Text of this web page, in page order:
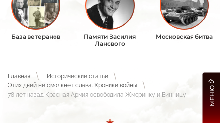
База ветеранов
Памяти Василия
Ланового
Московская битва
Главная
Исторические статьи
Этих дней не смолкнет слава. Хроники войны
78 лет назад Красная Армия освободила Жмеринку и Винницу
МЕНЮ